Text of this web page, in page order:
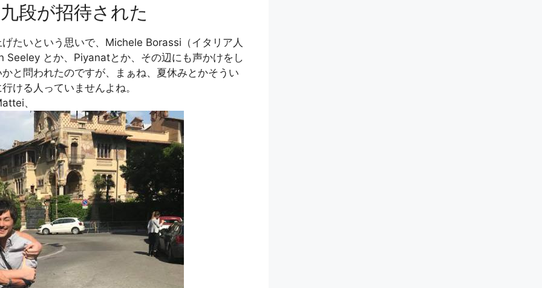
段が招待された
たいという思いで、Michele Borassi（イタリア人
Seeley とか、Piyanatとか、その辺にも声かけをし
と問われたのですが、まぁね、夏休みとかそうい
ける人っていませんよね。
、